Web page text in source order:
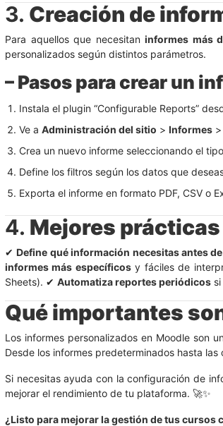
3. Creación de
Para aquellos que necesitaninformes más
personalizados según distintos parámetros.
– Pasos para crear un
Instala el plugin “Configurable Reports”
Ve a Administración del sitio > Informes >
Crea un nuevo informe seleccionando el
Define los filtros según los datos que
Exporta el informe en formato PDF, CSV o
4. Mejores
✔Define qué información necesitas antes
informes más específicosy fáciles de
Sheets). ✔ Automatiza reportes periódicos
Qué importantes
Los informes personalizados en Moodle son
Desde los informes predeterminados hasta
Si necesitas ayuda con la configuración de
mejorar el rendimiento de tu plataforma. 🚀✨
¿Listo para mejorar la gestión de tus